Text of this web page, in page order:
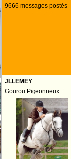
9666 messages postés
JLLEMEY
Gourou Pigeonneux